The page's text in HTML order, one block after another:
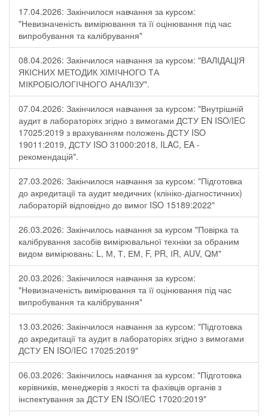
17.04.2026: Закінчилося навчання за курсом:
"Невизначеність вимірювання та її оцінювання під час
випробування та калібрування"
08.04.2026: Закінчилося навчання за курсом: "ВАЛІДАЦІЯ
ЯКІСНИХ МЕТОДИК ХІМІЧНОГО ТА
МІКРОБІОЛОГІЧНОГО АНАЛІЗУ".
07.04.2026: Закінчилося навчання за курсом: "Внутрішній
аудит в лабораторіях згідно з вимогами ДСТУ EN ISO/IEC
17025:2019 з врахуванням положень ДСТУ ISO
19011:2019, ДСТУ ISO 31000:2018, ILAC, EA -
рекомендацій".
27.03.2026: Закінчилося навчання за курсом: "Підготовка
до акредитації та аудит медичних (клініко-діагностичних)
лабораторій відповідно до вимог ISO 15189:2022"
26.03.2026: Закінчилось навчання за курсом "Повірка та
калібрування засобів вимірювальної техніки за обраним
видом вимірювань: L, М, Т, ЕМ, F, РR, ІR, АUV, QМ"
20.03.2026: Закінчилося навчання за курсом:
"Невизначеність вимірювання та її оцінювання під час
випробування та калібрування"
13.03.2026: Закінчилося навчання за курсом: "Підготовка
до акредитації та аудит в лабораторіях згідно з вимогами
ДСТУ EN ISO/IEC 17025:2019"
06.03.2026: Закінчилось навчання за курсом: "Підготовка
керівників, менеджерів з якості та фахівців органів з
інспектування за ДСТУ EN ISO/IEC 17020:2019"